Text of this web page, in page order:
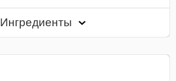
Ингредиенты